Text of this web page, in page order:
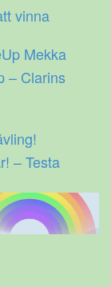
vinna
Mekka
– Clarins
– Testa